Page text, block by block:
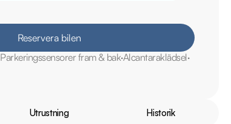
Reservera bilen
Parkeringssensorer fram & bakAlcantaraklädsel
Utrustning Historik